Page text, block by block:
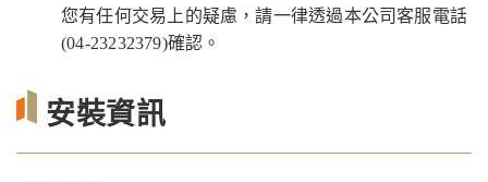
您有任何交易上的疑慮，請一律透過本公司客服電話
(04-23232379)確認。
安裝資訊